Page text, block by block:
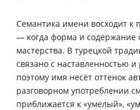
Семантика имени восходит к
— когда форма и содержание
мастерства. В турецкой
связано с наставленностью и
поэтому имя несёт оттенок
разговорном употреблении
приближается к «умелый»,